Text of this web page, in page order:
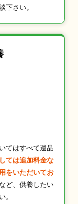
下さい。
てはすべて遺品
ては追加料金な
をいただいてお
ど、供養したい
。